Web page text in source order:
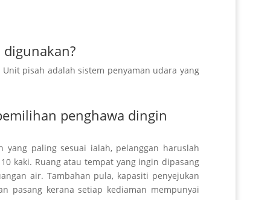
pisah adalah sistem penyaman udara yang
penghawa dingin
paling sesuai ialah, pelanggan haruslah
kaki. Ruang atau tempat yang ingin dipasang
air. Tambahan pula, kapasiti penyejukan
pasang kerana setiap kediaman mempunyai